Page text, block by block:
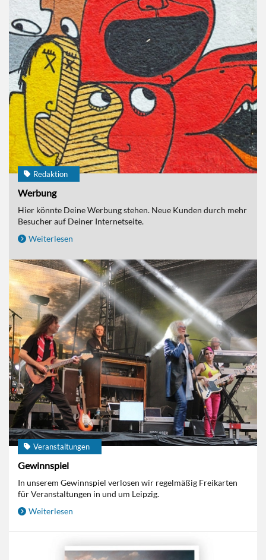
Redaktion
Werbung
Hier könnte Deine Werbung stehen. Neue Kunden durch mehr
Besucher auf Deiner Internetseite.
Weiterlesen
Veranstaltungen
Gewinnspiel
In unserem Gewinnspiel verlosen wir regelmäßig Freikarten
für Veranstaltungen in und um Leipzig.
Weiterlesen